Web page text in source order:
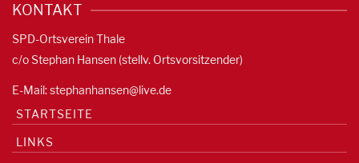
KONTAKT
SPD-Ortsverein Thale
c/o Stephan Hansen (stellv. Ortsvorsitzender)
E-Mail:stephanhansen@live.de
STARTSEITE
LINKS